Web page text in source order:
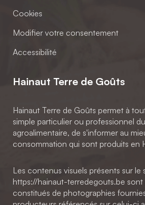
Cookies
Modifier votre consentement
Accessibilité
Hainaut Terre de Goûts
Hainaut Terre de Goûts permet à
simple particulier ou professionnel
agroalimentaire, de s'informer au
consommation qui sont produits en
Les contenus visuels présents sur le
https://hainaut-terredegouts.be sont
constitués de photographies